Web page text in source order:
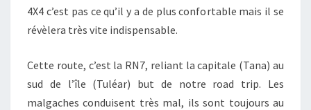
4X4 c’est pas ce qu’il y a de plus confortable mais il se
révèlera très vite indispensable.
Cette route, c’est la RN7, reliant la capitale (Tana) au
sud de l’île (Tuléar) but de notre road trip. Les
malgaches conduisent très mal, ils sont toujours au